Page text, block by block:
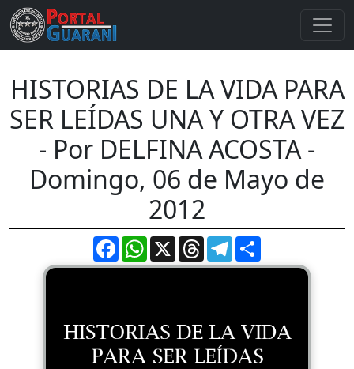
HISTORIAS DE LA VIDA PARA
SER LEÍDAS UNA Y OTRA VEZ
- Por DELFINA ACOSTA -
Domingo, 06 de Mayo de
2012
FacebookWhatsApp
X ThreadsTelegram